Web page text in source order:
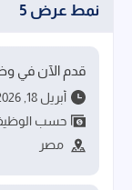
نمط عرض 5
قدم الآن في
أبريل 18, 2026
حسب
مصر